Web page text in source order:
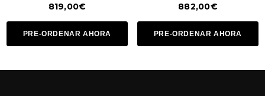
819,00€
PRE-ORDENAR AHORA
882,00€
PRE-ORDENAR AHORA